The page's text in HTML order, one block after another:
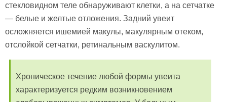
стекловидном теле обнаруживают клетки, а на сетчатке
— белые и желтые отложения. Задний увеит
осложняется ишемией макулы, макулярным отеком,
отслойкой сетчатки, ретинальным васкулитом.
Хроническое течение любой формы увеита
характеризуется редким возникновением